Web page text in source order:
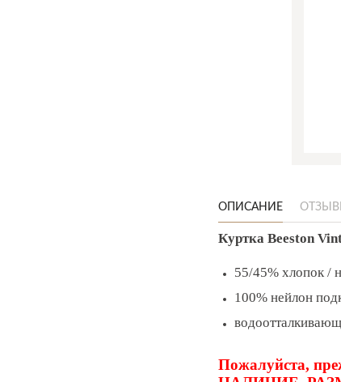
ОПИСАНИЕ
Куртка Beeston
55/45% хлопок /
100% нейлон
Пожалуйста,